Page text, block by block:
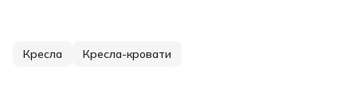
Кресла Кресла-кровати